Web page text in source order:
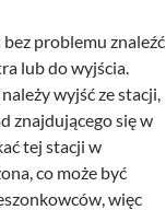
problemu znaleźć
lub do wyjścia.
wyjść ze stacji,
znajdującego się w
tej stacji w
co może być
więc